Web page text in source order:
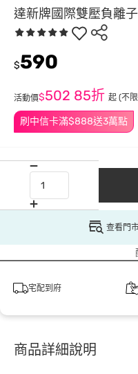
達新牌國際雙壓負離
刷中信卡滿$888送3萬點
$590
活動價$502 85折 起 (不
查看門
宅配到府
商品詳細說明